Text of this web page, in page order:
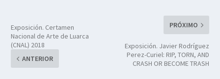
Exposición. Certamen
Nacional de Arte de Luarca
(CNAL) 2018
ANTERIOR
PRÓXIMO
Exposición. Javier Rodríguez
Perez-Curiel: RIP, TORN, AND
CRASH OR BECOME TRASH